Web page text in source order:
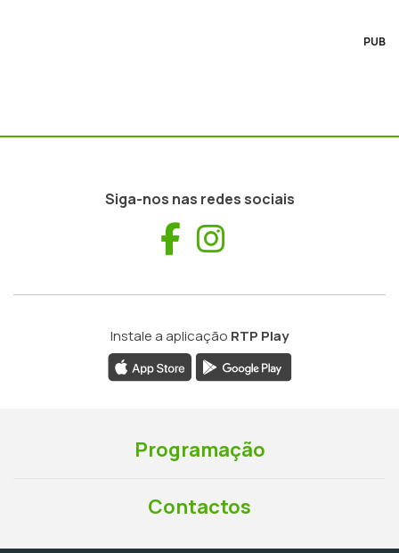
PUB
Siga-nos nas redes sociais
Facebook
Instale a aplicação RTP Play
Programação
Contactos